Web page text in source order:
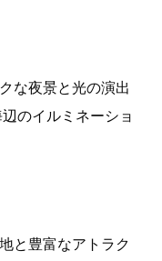
な夜景と光の演出
のイルミネーショ
と豊富なアトラク